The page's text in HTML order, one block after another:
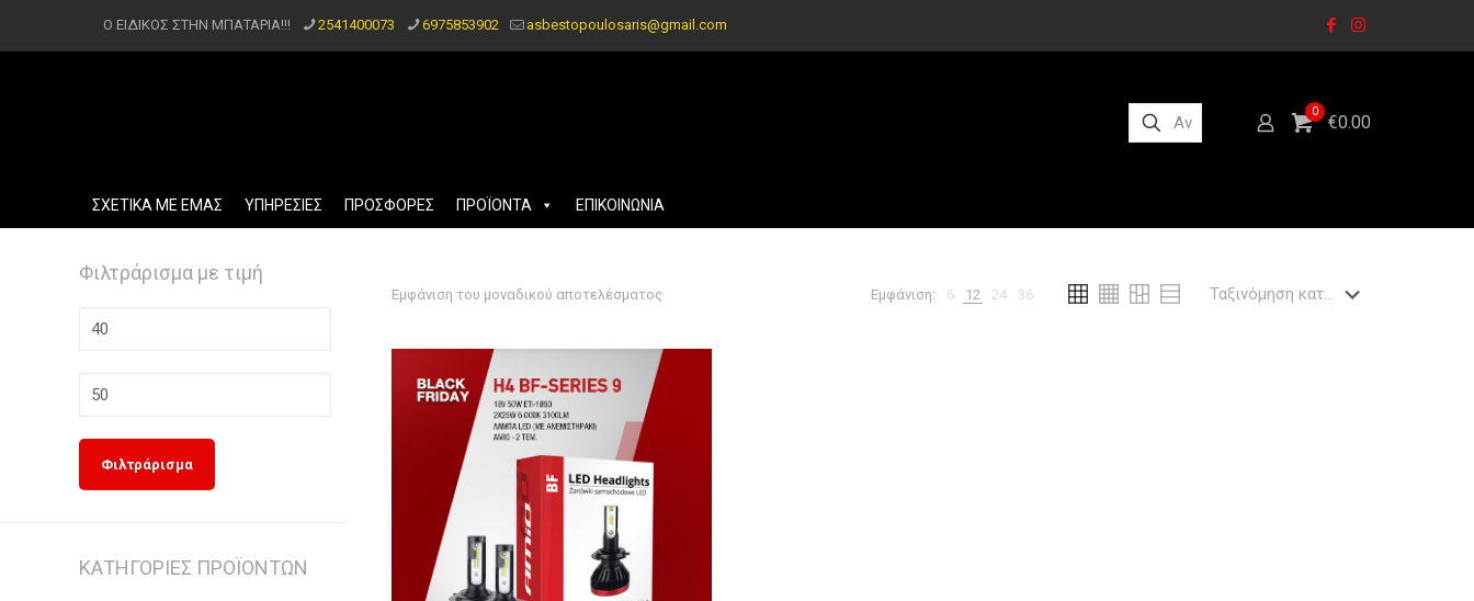
Ο ΕΙΔΙΚΟΣ ΣΤΗΝ ΜΠΑΤΑΡΙΑ!!! 2541400073 6975853902 asbestopoulosaris@gmail.com
0
€0.00
ΣΧΕΤΙΚΑ ΜΕ ΕΜΑΣ ΥΠΗΡΕΣΙΕΣ ΠΡΟΣΦΟΡΕΣ ΠΡΟΪΟΝΤΑ ΕΠΙΚΟΙΝΩΝΙΑ
Εμφάνιση του μοναδικού αποτελέσματος Εμφάνιση: 6 12 24 36
Φιλτράρισμα με τιμή
Ελάχιστη
Μέγιστη
Φιλτράρισμα
ΚΑΤΗΓΟΡΙΕΣ ΠΡΟΪΟΝΤΩΝ